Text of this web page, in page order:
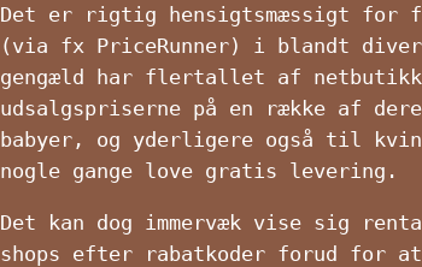
Det er rigtig hensigtsmæssigt for
(via fx PriceRunner) i blandt
gengæld har flertallet af
udsalgspriserne på en række af
babyer, og yderligere også til
nogle gange love gratis levering.
Det kan dog immervæk vise sig
shops efter rabatkoder forud for